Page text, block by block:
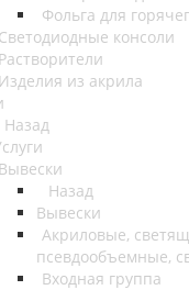
Фольга для
Светодиодные консоли
Растворители
Изделия из акрила
Назад
Вывески
Назад
Вывески
Акриловые,
псевдообъемные,
Входная группа